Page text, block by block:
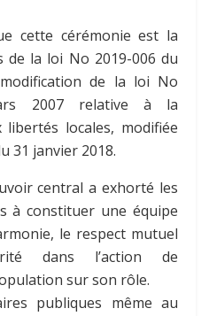
cette cérémonie est la
de la loi No 2019-006 du
de la loi No
2007 relative à la
locales, modifiée
31 janvier 2018.
central a exhorté les
à constituer une équipe
le respect mutuel
dans l’action de
sur son rôle.
publiques même au